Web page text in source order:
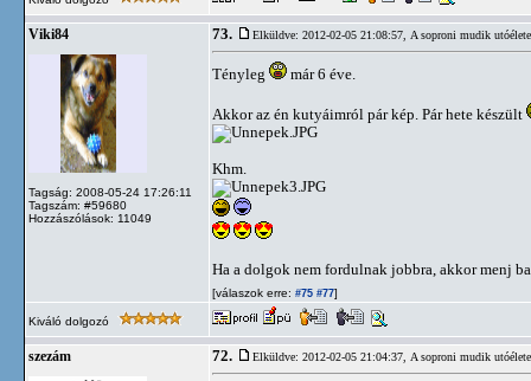
Viki84
Tagság: 2008-05-24 17:26:11
Tagszám: #59680
Hozzászólások: 11049
73. Elküldve: 2012-02-05 21:08:57, A soproni mudik utóélete
Tényleg már 6 éve.
Akkor az én kutyáimról pár kép. Pár hete készült
Khm.
Ha a dolgok nem fordulnak jobbra, akkor menj
[válaszok erre: #75 #77]
Kiváló dolgozó
szezám 72. Elküldve: 2012-02-05 21:04:37, A soproni mudik utóélete